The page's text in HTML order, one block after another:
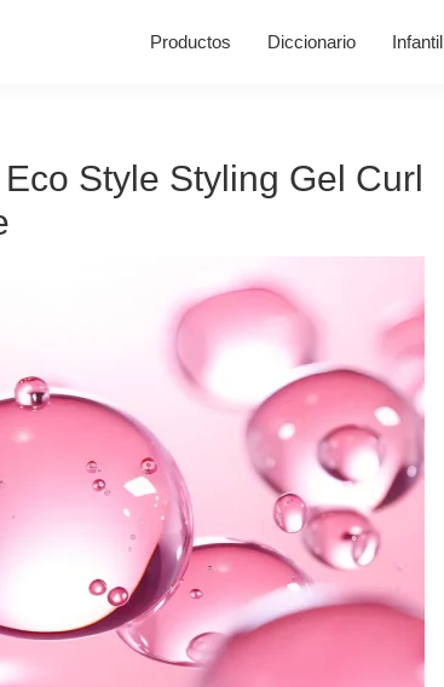
Productos Diccionario Infantil
Style Styling Gel Curl